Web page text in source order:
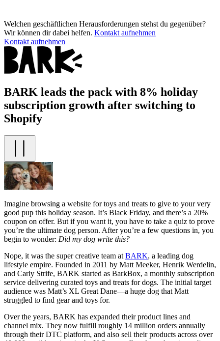
Welchen geschäftlichen Herausforderungen stehst du gegenüber?
Wir können dir dabei helfen. Kontakt aufnehmen
Kontakt aufnehmen
BARK leads the pack with 8% holiday
subscription growth after switching to
Shopify
Imagine browsing a website for toys and treats to give to your very
good pup this holiday season. It’s Black Friday, and there’s a 20%
coupon on offer. But if you want it, you have to take a quiz to prove
you’re the ultimate dog person. After you’re a few questions in, you
begin to wonder: Did my dog write this?
Nope, it was the super creative team at BARK, a leading dog
lifestyle empire. Founded in 2011 by Matt Meeker, Henrik Werdelin,
and Carly Strife, BARK started as BarkBox, a monthly subscription
service delivering curated toys and treats for dogs. The initial target
audience was Matt’s XL Great Dane—a huge dog that Matt
struggled to find gear and toys for.
Over the years, BARK has expanded their product lines and
channel mix. They now fulfill roughly 14 million orders annually
through their DTC platform, and also sell their products across over